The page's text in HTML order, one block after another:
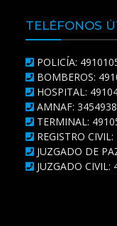
TELÉFONOS
POLICÍA:
BOMBEROS:
HOSPITAL:
AMNAF:
TERMINAL:
REGISTRO
JUZGADO DE
JUZGADO CIVIL: